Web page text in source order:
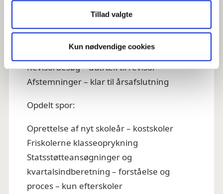
Tillad valgte
Kun nødvendige cookies
Dag 4 – 1. kvartal
Revisorbesøg – udtræk til revisor
Afstemninger – klar til årsafslutning
Opdelt spor:
Oprettelse af nyt skoleår – kostskoler
Friskolerne klasseoprykning
Statsstøtteansøgninger og
kvartalsindberetning – forståelse og
proces – kun efterskoler